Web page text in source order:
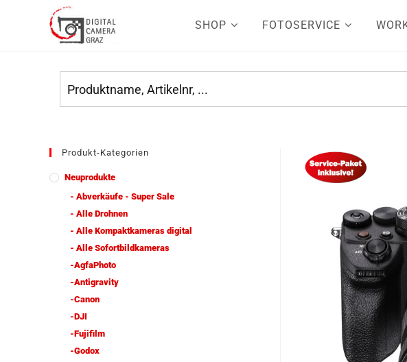
SHOP FOTOSERVICE
Produkt-Kategorien
Neuprodukte
- Abverkäufe - Super Sale
- Alle Drohnen
- Alle Kompaktkameras digital
- Alle Sofortbildkameras
-AgfaPhoto
-Antigravity
-Canon
-DJI
-Fujifilm
-Godox